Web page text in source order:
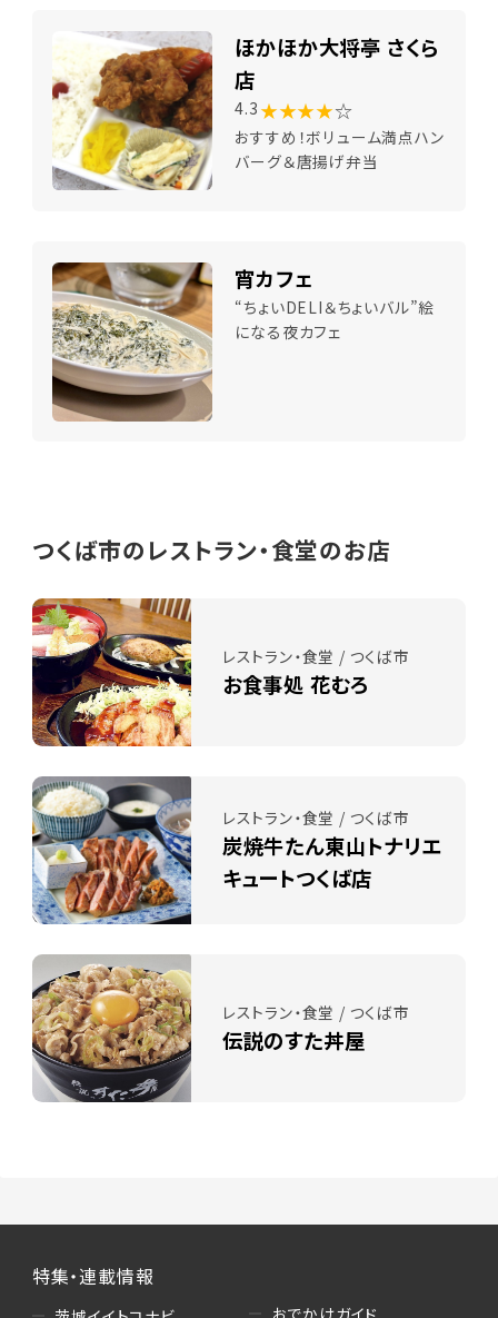
ほかほか大将亭 さくら
店
4.3 ★★★★☆
おすすめ！ボリューム満点ハン
バーグ＆唐揚げ弁当
宵カフェ
“ちょいDELI＆ちょいバル”絵
になる夜カフェ
つくば市のレストラン・食堂のお店
レストラン・食堂 / つくば市
お食事処 花むろ
レストラン・食堂 / つくば市
炭焼牛たん東山トナリエ
キュートつくば店
レストラン・食堂 / つくば市
伝説のすた丼屋
特集・連載情報
おでかけガイド